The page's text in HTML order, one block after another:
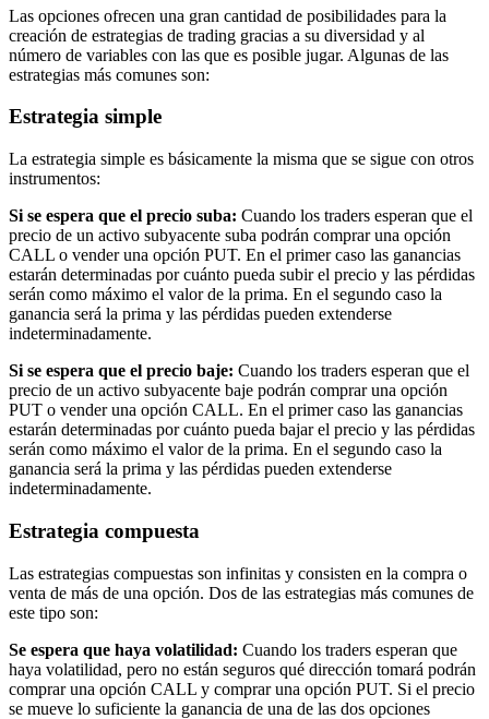
Las opciones ofrecen una gran cantidad de posibilidades para la
creación de estrategias de trading gracias a su diversidad y al
número de variables con las que es posible jugar. Algunas de las
estrategias más comunes son:
Estrategia simple
La estrategia simple es básicamente la misma que se sigue con otros
instrumentos:
Si se espera que el precio suba: Cuando los traders esperan que el
precio de un activo subyacente suba podrán comprar una opción
CALL o vender una opción PUT. En el primer caso las ganancias
estarán determinadas por cuánto pueda subir el precio y las pérdidas
serán como máximo el valor de la prima. En el segundo caso la
ganancia será la prima y las pérdidas pueden extenderse
indeterminadamente.
Si se espera que el precio baje: Cuando los traders esperan que el
precio de un activo subyacente baje podrán comprar una opción
PUT o vender una opción CALL. En el primer caso las ganancias
estarán determinadas por cuánto pueda bajar el precio y las pérdidas
serán como máximo el valor de la prima. En el segundo caso la
ganancia será la prima y las pérdidas pueden extenderse
indeterminadamente.
Estrategia compuesta
Las estrategias compuestas son infinitas y consisten en la compra o
venta de más de una opción. Dos de las estrategias más comunes de
este tipo son:
Se espera que haya volatilidad: Cuando los traders esperan que
haya volatilidad, pero no están seguros qué dirección tomará podrán
comprar una opción CALL y comprar una opción PUT. Si el precio
se mueve lo suficiente la ganancia de una de las dos opciones